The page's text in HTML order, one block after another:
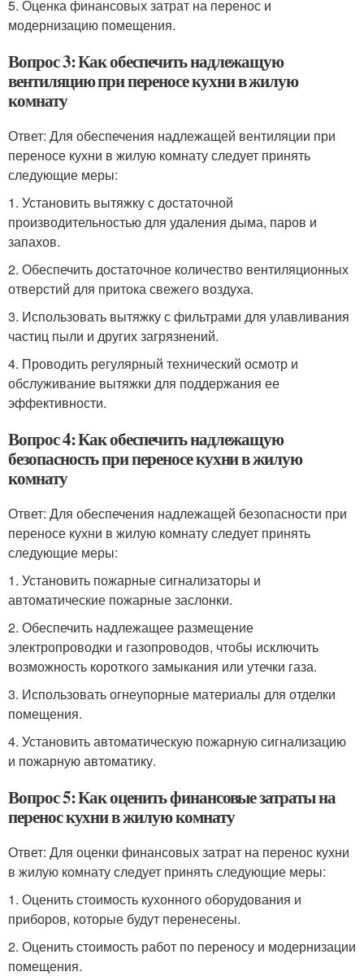
5. Оценка финансовых затрат на перенос и
модернизацию помещения.
Вопрос 3: Как обеспечить надлежащую
вентиляцию при переносе кухни в жилую
комнату
Ответ: Для обеспечения надлежащей вентиляции при
переносе кухни в жилую комнату следует принять
следующие меры:
1. Установить вытяжку с достаточной
производительностью для удаления дыма, паров и
запахов.
2. Обеспечить достаточное количество вентиляционных
отверстий для притока свежего воздуха.
3. Использовать вытяжку с фильтрами для улавливания
частиц пыли и других загрязнений.
4. Проводить регулярный технический осмотр и
обслуживание вытяжки для поддержания ее
эффективности.
Вопрос 4: Как обеспечить надлежащую
безопасность при переносе кухни в жилую
комнату
Ответ: Для обеспечения надлежащей безопасности при
переносе кухни в жилую комнату следует принять
следующие меры:
1. Установить пожарные сигнализаторы и
автоматические пожарные заслонки.
2. Обеспечить надлежащее размещение
электропроводки и газопроводов, чтобы исключить
возможность короткого замыкания или утечки газа.
3. Использовать огнеупорные материалы для отделки
помещения.
4. Установить автоматическую пожарную сигнализацию
и пожарную автоматику.
Вопрос 5: Как оценить финансовые затраты на
перенос кухни в жилую комнату
Ответ: Для оценки финансовых затрат на перенос кухни
в жилую комнату следует принять следующие меры:
1. Оценить стоимость кухонного оборудования и
приборов, которые будут перенесены.
2. Оценить стоимость работ по переносу и модернизации
помещения.